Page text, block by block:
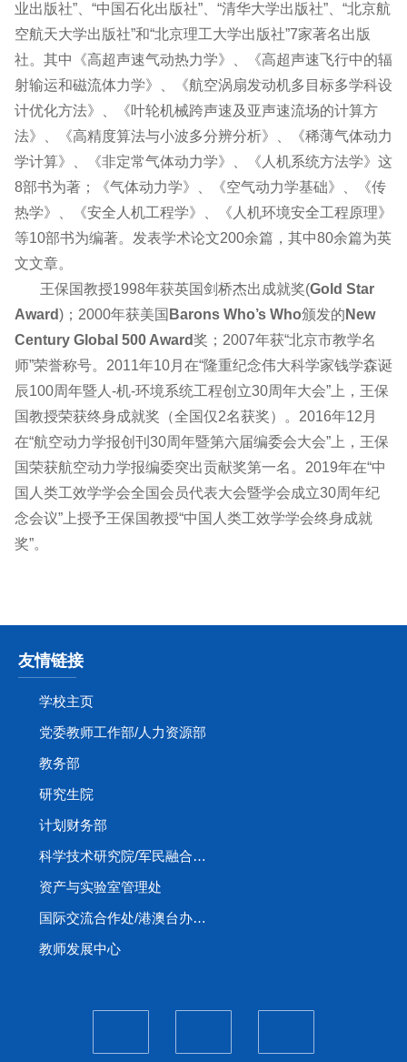
业出版社”、“中国石化出版社”、“清华大学出版社”、“北京航
空航天大学出版社”和“北京理工大学出版社”7家著名出版
社。其中《高超声速气动热力学》、《高超声速飞行中的辐
射输运和磁流体力学》、《航空涡扇发动机多目标多学科设
计优化方法》、《叶轮机械跨声速及亚声速流场的计算方
法》、《高精度算法与小波多分辨分析》、《稀薄气体动力
学计算》、《非定常气体动力学》、《人机系统方法学》这
8部书为著；《气体动力学》、《空气动力学基础》、《传
热学》、《安全人机工程学》、《人机环境安全工程原理》
等10部书为编著。发表学术论文200余篇，其中80余篇为英
文文章。
王保国教授1998年获英国剑桥杰出成就奖(Gold Star
Award)；2000年获美国 Barons Who’s Who颁发的 New
Century Global 500 Award奖；2007年获“北京市教学名
师”荣誉称号。2011年10月在“隆重纪念伟大科学家钱学森诞
辰100周年暨人-机-环境系统工程创立30周年大会”上，王保
国教授荣获终身成就奖（全国仅2名获奖）。2016年12月
在“航空动力学报创刊30周年暨第六届编委会大会”上，王保
国荣获航空动力学报编委突出贡献奖第一名。2019年在“中
国人类工效学学会全国会员代表大会暨学会成立30周年纪
念会议”上授予王保国教授“中国人类工效学学会终身成就
奖”。
友情链接
学校主页
党委教师工作部/人力资源部
教务部
研究生院
计划财务部
科学技术研究院/军民融合创新研究院
资产与实验室管理处
国际交流合作处/港澳台办公室
教师发展中心